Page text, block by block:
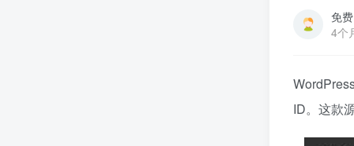
免
4个
ID。这款